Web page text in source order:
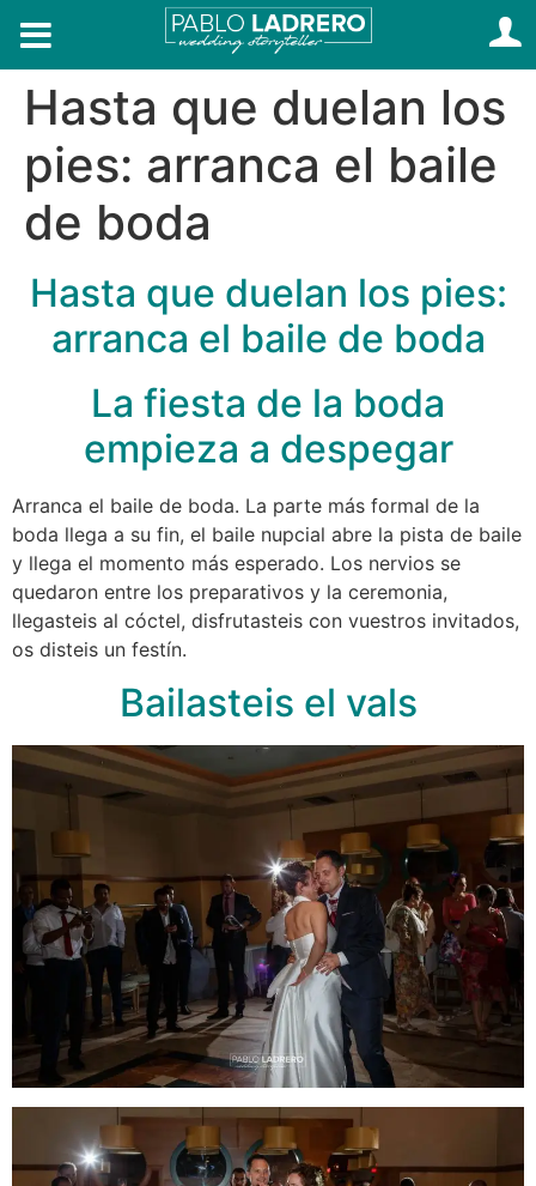
Hasta que duelan los
pies: arranca el baile
de boda
Hasta que duelan los pies:
arranca el baile de boda
La fiesta de la boda
empieza a despegar
Arranca el baile de boda. La parte más formal de la
boda llega a su fin, el baile nupcial abre la pista de baile
y llega el momento más esperado. Los nervios se
quedaron entre los preparativos y la ceremonia,
llegasteis al cóctel, disfrutasteis con vuestros invitados,
os disteis un festín.
Bailasteis el vals